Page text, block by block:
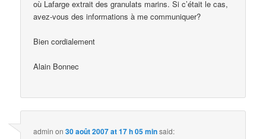
où Lafarge extrait des granulats marins. Si c’était le cas,
avez-vous des informations à me communiquer?
Bien cordialement
Alain Bonnec
admin on30 août 2007 at 17 h 05 minsaid: